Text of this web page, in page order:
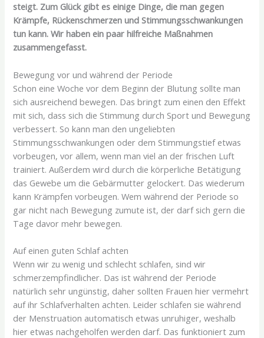
steigt. Zum Glück gibt es einige Dinge, die man gegen
Krämpfe, Rückenschmerzen und Stimmungsschwankungen
tun kann. Wir haben ein paar hilfreiche Maßnahmen
zusammengefasst.
Bewegung vor und während der Periode
Schon eine Woche vor dem Beginn der Blutung sollte man
sich ausreichend bewegen. Das bringt zum einen den Effekt
mit sich, dass sich die Stimmung durch Sport und Bewegung
verbessert. So kann man den ungeliebten
Stimmungsschwankungen oder dem Stimmungstief etwas
vorbeugen, vor allem, wenn man viel an der frischen Luft
trainiert. Außerdem wird durch die körperliche Betätigung
das Gewebe um die Gebärmutter gelockert. Das wiederum
kann Krämpfen vorbeugen. Wem während der Periode so
gar nicht nach Bewegung zumute ist, der darf sich gern die
Tage davor mehr bewegen.
Auf einen guten Schlaf achten
Wenn wir zu wenig und schlecht schlafen, sind wir
schmerzempfindlicher. Das ist während der Periode
natürlich sehr ungünstig, daher sollten Frauen hier vermehrt
auf ihr Schlafverhalten achten. Leider schlafen sie während
der Menstruation automatisch etwas unruhiger, weshalb
hier etwas nachgeholfen werden darf. Das funktioniert zum